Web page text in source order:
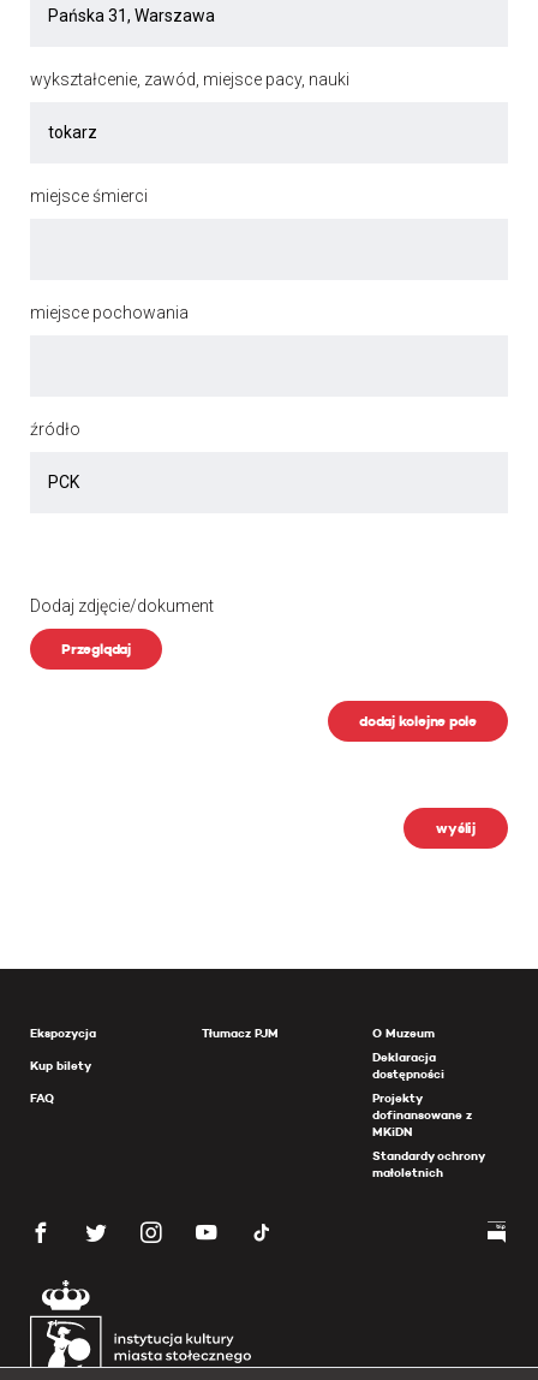
wykształcenie, zawód, miejsce pacy, nauki
miejsce śmierci
miejsce pochowania
źródło
Dodaj zdjęcie/dokument
Przeglądaj
dodaj kolejne pole
wyślij
Ekspozycja
Kup bilety
FAQ
Tłumacz PJM
O Muzeum
Deklaracja
dostępności
Projekty
dofinansowane z
MKiDN
Standardy ochrony
małoletnich